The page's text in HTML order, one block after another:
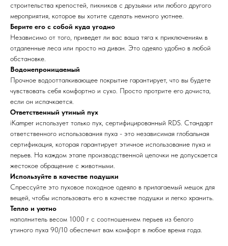
строительства крепостей, пикников с друзьями или любого другого
мероприятия, которое вы хотите сделать немного уютнее.
Берите его с собой куда угодно
Независимо от того, приведет ли вас ваша тяга к приключениям в
отдаленные леса или просто на диван. Это одеяло удобно в любой
обстановке.
Водонепроницаемый
Прочное водоотталкивающее покрытие гарантирует, что вы будете
чувствовать себя комфортно и сухо. Просто протрите его дочиста,
если он испачкается.
Ответственный утиный пух
iKamper использует только пух, сертифицированный RDS. Стандарт
ответственного использования пуха - это независимая глобальная
сертификация, которая гарантирует этичное использование пуха и
перьев. На каждом этапе производственной цепочки не допускается
жестокое обращение с животными.
Используйте в качестве подушки
Спрессуйте это пуховое походное одеяло в прилагаемый мешок для
вещей, чтобы использовать его в качестве подушки и легко хранить.
Тепло и уютно
наполнитель весом 1000 г с соотношением перьев из белого
утиного пуха 90/10 обеспечит вам комфорт в любое время года.